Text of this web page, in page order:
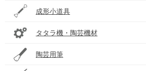
成形小道具
タタラ機・陶芸機材
陶芸用筆